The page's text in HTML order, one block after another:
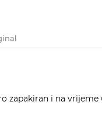
zapakiran i na